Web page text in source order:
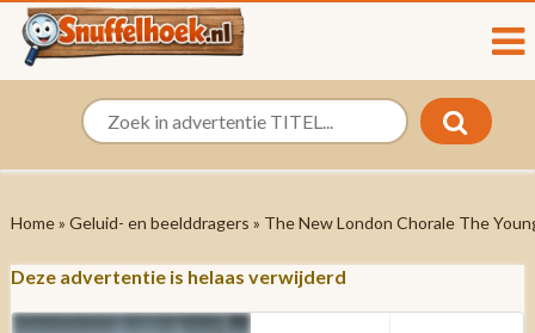
Home» Geluid- en beelddragers » The New London Chorale The
Deze advertentie is helaas verwijderd